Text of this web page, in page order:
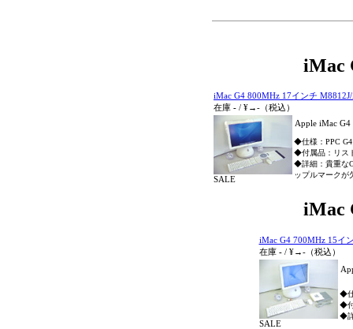
iMac
iMac G4 800MHz 17インチ
在庫 - / ¥→- （税込）
SALE
Apple iMac
◆仕様：PPC G4
◆付属品：リス
◆詳細：貴重な
ップルマークが
iMac
iMac G4 700MHz 15イ
在庫 -/ ¥→-（税込）
SALE
◆仕
◆
◆